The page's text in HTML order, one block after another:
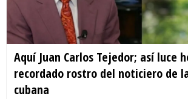
Aquí Juan Carlos Tejedor; así luce
recordado rostro del noticiero de
cubana